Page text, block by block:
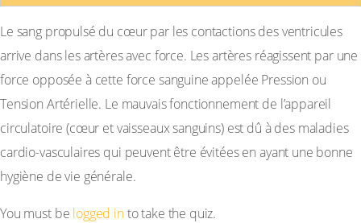
Le sang propulsé du cœur par les contactions des ventricules
arrive dans les artères avec force. Les artères réagissent par une
force opposée à cette force sanguine appelée Pression ou
Tension Artérielle. Le mauvais fonctionnement de l’appareil
circulatoire (cœur et vaisseaux sanguins) est dû à des maladies
cardio-vasculaires qui peuvent être évitées en ayant une bonne
hygiène de vie générale.
You must be logged into take the quiz.